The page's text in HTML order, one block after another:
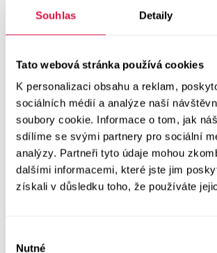
Souhlas Detaily
Tato webová stránka používá cookies
K personalizaci obsahu a reklam,
sociálních médií a analýze naší
soubory cookie. Informace o tom, jak
sdílíme se svými partnery pro sociální
analýzy. Partneři tyto údaje mohou
dalšími informacemi, které jste jim
získali v důsledku toho, že používáte
Nutné